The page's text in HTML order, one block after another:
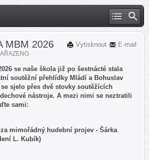
E-mail
Vytisknout
MBM 2026
se naše škola již po šestnácté stala
soutěžní přehlídky Mládí a Bohuslav
sjelo přes dvě stovky soutěžících
nástroje. A mezi nimi se neztratili
sami:
mimořádný hudební projev - Šárka
L. Kubík)